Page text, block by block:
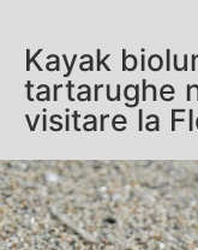
Kayak
tartarughe
visitare la